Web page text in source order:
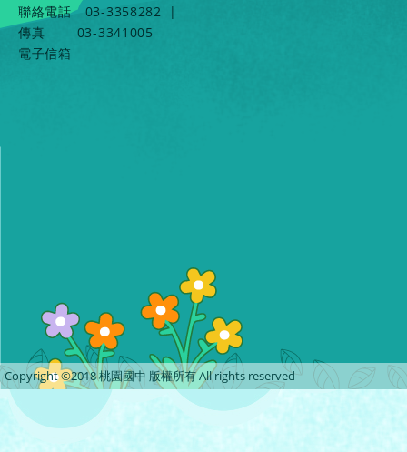
聯絡電話
03-3358282
|
傳真
03-3341005
電子信箱
Copyright ©2018 桃園國中 版權所有 All rights reserved